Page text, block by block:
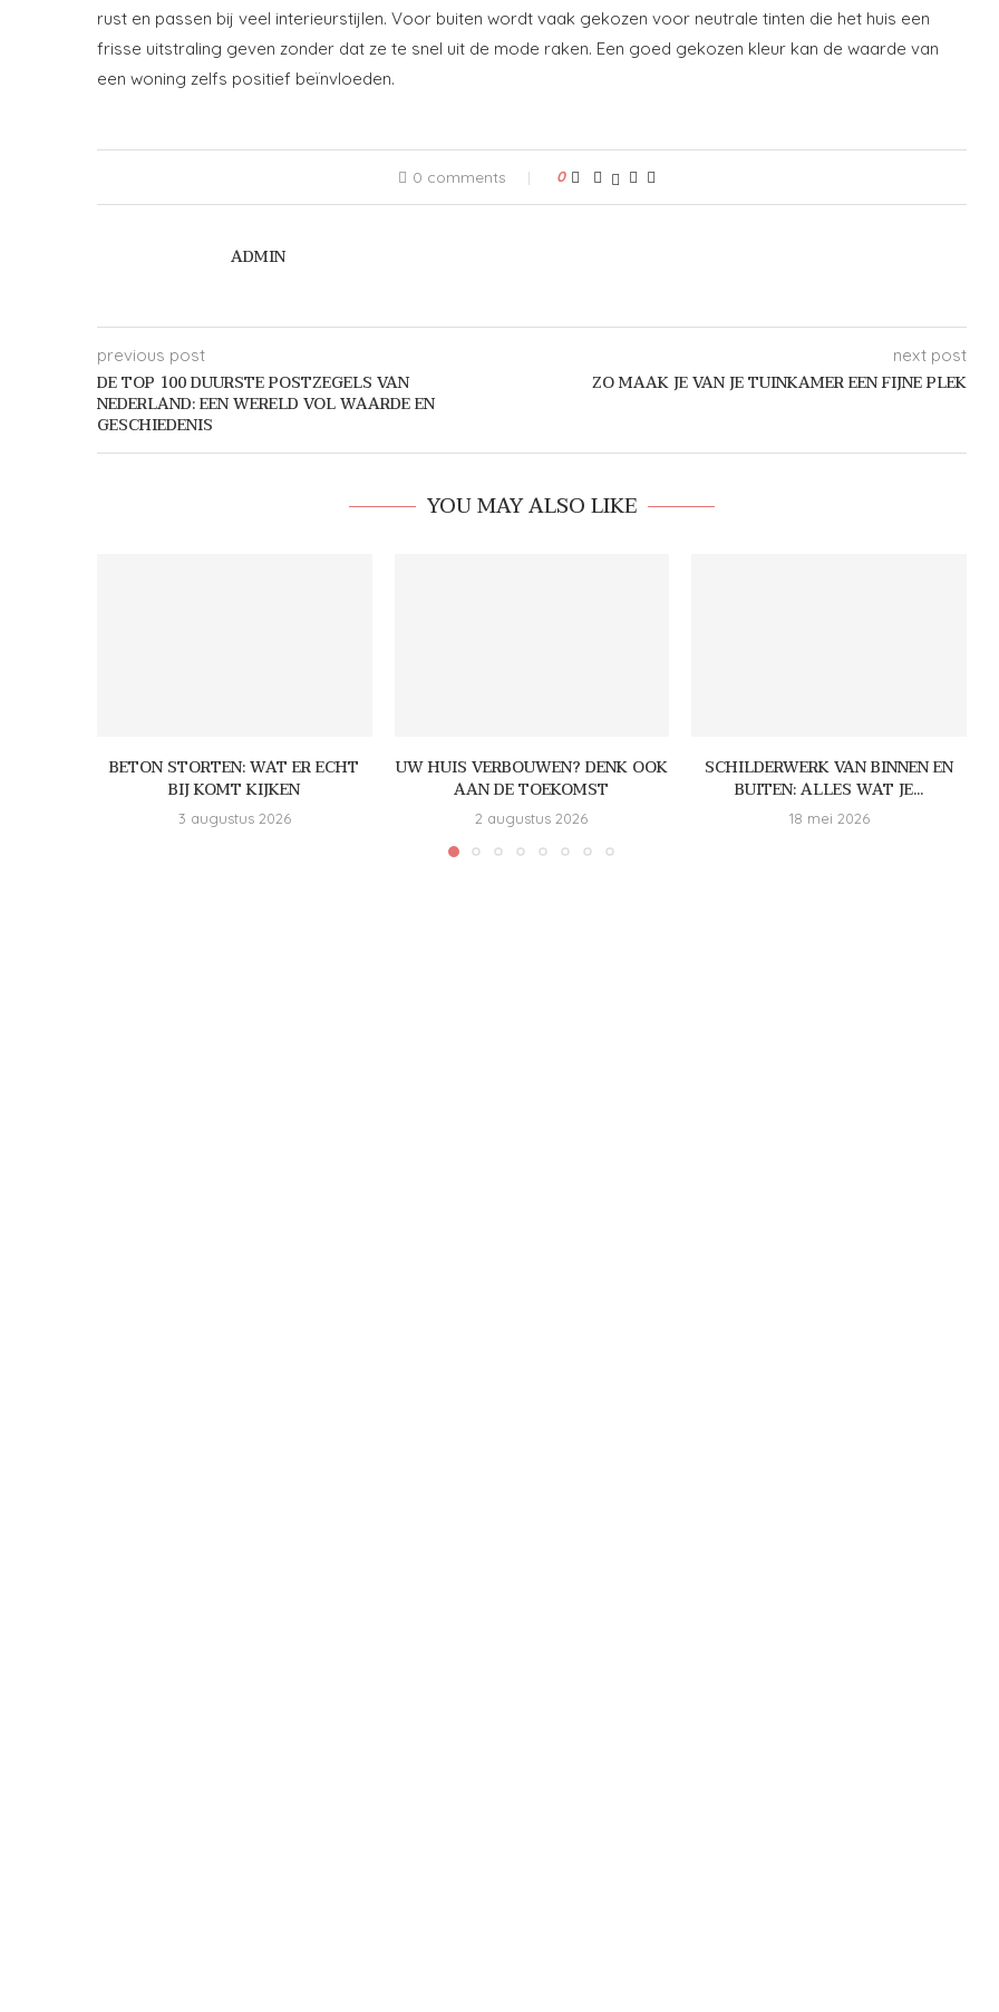
rust en passen bij veel interieurstijlen. Voor buiten wordt vaak gekozen voor neutrale tinten die het huis een
frisse uitstraling geven zonder dat ze te snel uit de mode raken. Een goed gekozen kleur kan de waarde van
een woning zelfs positief beïnvloeden.
0 comments 0
ADMIN
previous post
DE TOP 100 DUURSTE POSTZEGELS VAN
NEDERLAND: EEN WERELD VOL WAARDE EN
GESCHIEDENIS
next post
ZO MAAK JE VAN JE TUINKAMER EEN FIJNE PLEK
YOU MAY ALSO LIKE
BETON STORTEN: WAT ER ECHT
BIJ KOMT KIJKEN
3 augustus 2026
UW HUIS VERBOUWEN? DENK OOK
AAN DE TOEKOMST
2 augustus 2026
SCHILDERWERK VAN BINNEN EN
BUITEN: ALLES WAT JE...
18 mei 2026